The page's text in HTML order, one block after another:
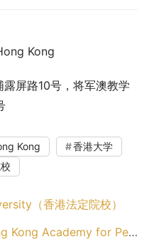
Kong
露屏路10号，将军澳教学
Kong
香港大学
（香港法定院校）
for Performing Arts （香港法定院校）